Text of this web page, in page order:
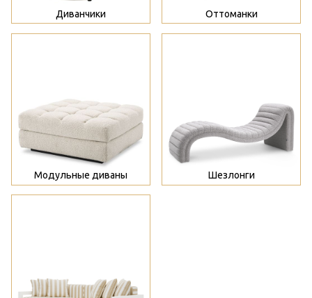
Диванчики Оттоманки
Модульные диваны Шезлонги